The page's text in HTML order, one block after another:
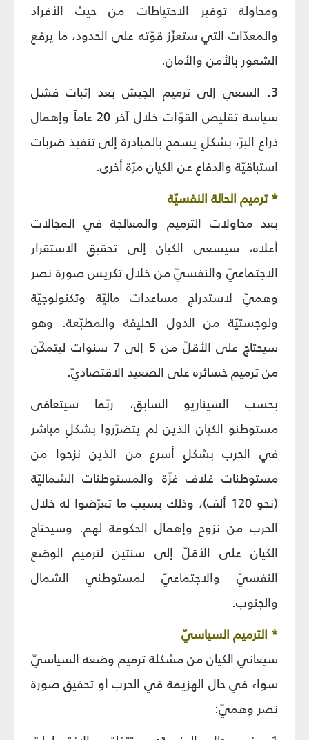
ومحاولة توفير الاحتياطات من حيث الأفراد
والمعدّات التي ستعزّز قوّته على الحدود، ما يرفع
الشعور بالأمن والأمان.
3. السعي إلى ترميم الجيش بعد إثبات فشل
سياسة تقليص القوّات خلال آخر 20 عاماً وإهمال
ذراع البرّ، بشكلٍ يسمح بالمبادرة إلى تنفيذ ضربات
استباقيّة والدفاع عن الكيان مرّة أخرى.
* ترميم الحالة النفسيّة
بعد محاولات الترميم والمعالجة في المجالات
أعلاه، سيسعى الكيان إلى تحقيق الاستقرار
الاجتماعيّ والنفسيّ من خلال تكريس صورة نصر
وهميّ لاستدراج مساعدات ماليّة وتكنولوجيّة
ولوجستيّة من الدول الحليفة والمطبّعة. وهو
سيحتاج على الأقلّ من 5 إلى 7 سنوات ليتمكّن
من ترميم خسائره على الصعيد الاقتصاديّ.
بحسب السيناريو السابق، ربّما سيتعافى
مستوطنو الكيان الذين لم يتضرّروا بشكلٍ مباشر
في الحرب بشكلٍ أسرع من الذين نزحوا من
مستوطنات غلاف غزّة والمستوطنات الشماليّة
(نحو 120 ألف)، وذلك بسبب ما تعرّضوا له خلال
الحرب من نزوح وإهمال الحكومة لهم. وسيحتاج
الكيان على الأقلّ إلى سنتين لترميم الوضع
النفسيّ والاجتماعيّ لمستوطني الشمال
والجنوب.
* الترميم السياسيّ
سيعاني الكيان من مشكلة ترميم وضعه السياسيّ
سواء في حال الهزيمة في الحرب أو تحقيق صورة
نصر وهميّ: